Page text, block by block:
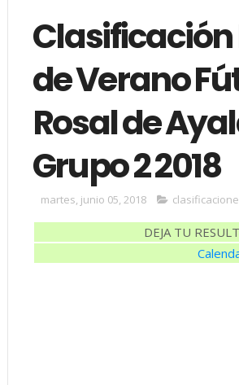
Clasificación
de Verano
Rosal de
Grupo 2 2018
martes, junio 05, 2018
DEJA TU